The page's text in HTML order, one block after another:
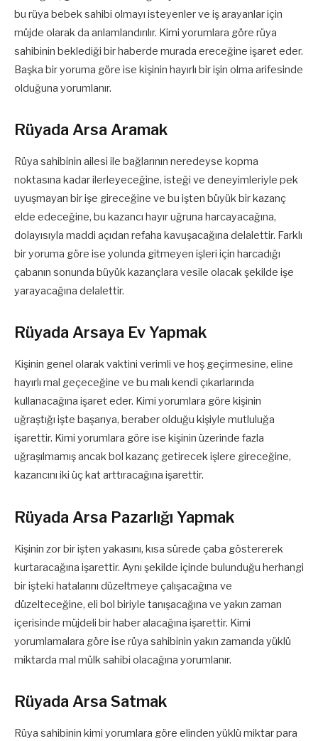
bu rüya bebek sahibi olmayı isteyenler ve iş arayanlar için
müjde olarak da anlamlandırılır. Kimi yorumlara göre rüya
sahibinin beklediği bir haberde murada ereceğine işaret eder.
Başka bir yoruma göre ise kişinin hayırlı bir işin olma arifesinde
olduğuna yorumlanır.
Rüyada Arsa Aramak
Rüya sahibinin ailesi ile bağlarının neredeyse kopma
noktasına kadar ilerleyeceğine, isteği ve deneyimleriyle pek
uyuşmayan bir işe gireceğine ve bu işten büyük bir kazanç
elde edeceğine, bu kazancı hayır uğruna harcayacağına,
dolayısıyla maddi açıdan refaha kavuşacağına delalettir. Farklı
bir yoruma göre ise yolunda gitmeyen işleri için harcadığı
çabanın sonunda büyük kazançlara vesile olacak şekilde işe
yarayacağına delalettir.
Rüyada Arsaya Ev Yapmak
Kişinin genel olarak vaktini verimli ve hoş geçirmesine, eline
hayırlı mal geçeceğine ve bu malı kendi çıkarlarında
kullanacağına işaret eder. Kimi yorumlara göre kişinin
uğraştığı işte başarıya, beraber olduğu kişiyle mutluluğa
işarettir. Kimi yorumlara göre ise kişinin üzerinde fazla
uğraşılmamış ancak bol kazanç getirecek işlere gireceğine,
kazancını iki üç kat arttıracağına işarettir.
Rüyada Arsa Pazarlığı Yapmak
Kişinin zor bir işten yakasını, kısa sürede çaba göstererek
kurtaracağına işarettir. Aynı şekilde içinde bulunduğu herhangi
bir işteki hatalarını düzeltmeye çalışacağına ve
düzelteceğine, eli bol biriyle tanışacağına ve yakın zaman
içerisinde müjdeli bir haber alacağına işarettir. Kimi
yorumlamalara göre ise rüya sahibinin yakın zamanda yüklü
miktarda mal mülk sahibi olacağına yorumlanır.
Rüyada Arsa Satmak
Rüya sahibinin kimi yorumlara göre elinden yüklü miktar para